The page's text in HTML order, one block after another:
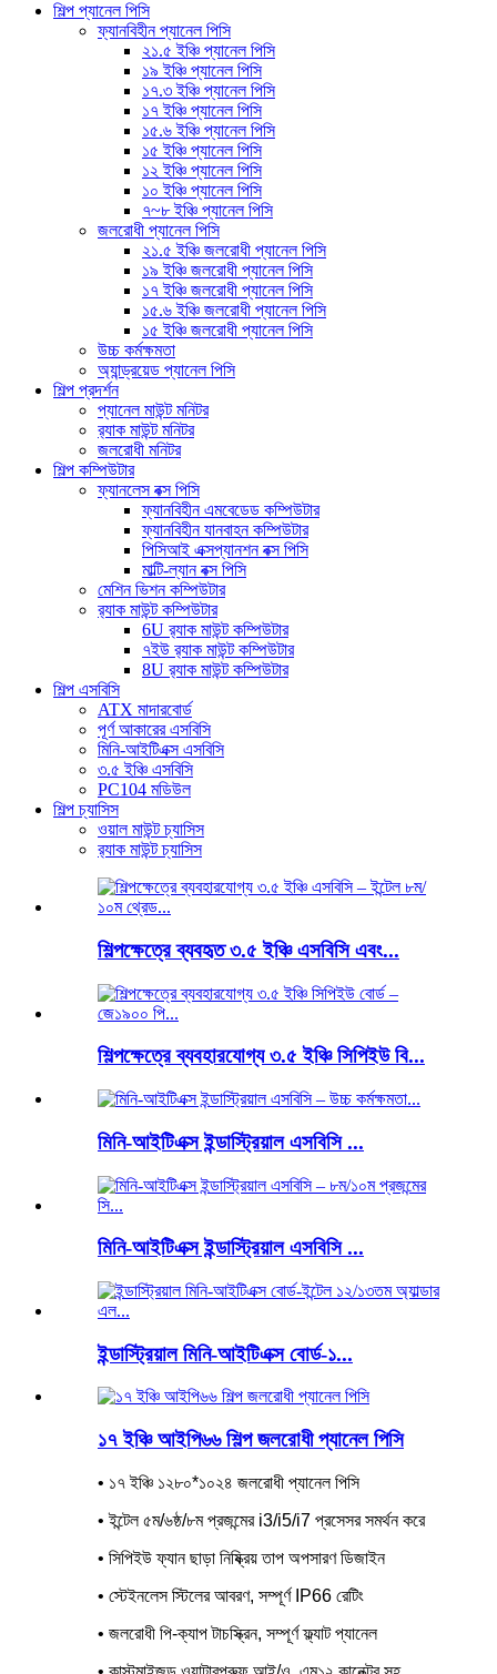
শিল্প প্যানেল পিসি
ফ্যানবিহীন প্যানেল পিসি
২১.৫ ইঞ্চি প্যানেল পিসি
১৯ ইঞ্চি প্যানেল পিসি
১৭.৩ ইঞ্চি প্যানেল পিসি
১৭ ইঞ্চি প্যানেল পিসি
১৫.৬ ইঞ্চি প্যানেল পিসি
১৫ ইঞ্চি প্যানেল পিসি
১২ ইঞ্চি প্যানেল পিসি
১০ ইঞ্চি প্যানেল পিসি
৭~৮ ইঞ্চি প্যানেল পিসি
জলরোধী প্যানেল পিসি
২১.৫ ইঞ্চি জলরোধী প্যানেল পিসি
১৯ ইঞ্চি জলরোধী প্যানেল পিসি
১৭ ইঞ্চি জলরোধী প্যানেল পিসি
১৫.৬ ইঞ্চি জলরোধী প্যানেল পিসি
১৫ ইঞ্চি জলরোধী প্যানেল পিসি
উচ্চ কর্মক্ষমতা
অ্যান্ড্রয়েড প্যানেল পিসি
শিল্প প্রদর্শন
প্যানেল মাউন্ট মনিটর
র‍্যাক মাউন্ট মনিটর
জলরোধী মনিটর
শিল্প কম্পিউটার
ফ্যানলেস বক্স পিসি
ফ্যানবিহীন এমবেডেড কম্পিউটার
ফ্যানবিহীন যানবাহন কম্পিউটার
পিসিআই এক্সপ্যানশন বক্স পিসি
মাল্টি-ল্যান বক্স পিসি
মেশিন ভিশন কম্পিউটার
র‍্যাক মাউন্ট কম্পিউটার
6U র‍্যাক মাউন্ট কম্পিউটার
৭ইউ র‍্যাক মাউন্ট কম্পিউটার
8U র‍্যাক মাউন্ট কম্পিউটার
শিল্প এসবিসি
ATX মাদারবোর্ড
পূর্ণ আকারের এসবিসি
মিনি-আইটিএক্স এসবিসি
৩.৫ ইঞ্চি এসবিসি
PC104 মডিউল
শিল্প চ্যাসিস
ওয়াল মাউন্ট চ্যাসিস
র‍্যাক মাউন্ট চ্যাসিস
শিল্পক্ষেত্রে ব্যবহৃত ৩.৫ ইঞ্চি এসবিসি এবং...
শিল্পক্ষেত্রে ব্যবহারযোগ্য ৩.৫ ইঞ্চি সিপিইউ বি...
মিনি-আইটিএক্স ইন্ডাস্ট্রিয়াল এসবিসি ...
মিনি-আইটিএক্স ইন্ডাস্ট্রিয়াল এসবিসি ...
ইন্ডাস্ট্রিয়াল মিনি-আইটিএক্স বোর্ড-১...
১৭ ইঞ্চি আইপি৬৬ শিল্প জলরোধী প্যানেল পিসি
• ১৭ ইঞ্চি ১২৮০*১০২৪ জলরোধী প্যানেল পিসি
• ইন্টেল ৫ম/৬ষ্ঠ/৮ম প্রজন্মের i3/i5/i7 প্রসেসর সমর্থন করে
• সিপিইউ ফ্যান ছাড়া নিষ্ক্রিয় তাপ অপসারণ ডিজাইন
• স্টেইনলেস স্টিলের আবরণ, সম্পূর্ণ IP66 রেটিং
• জলরোধী পি-ক্যাপ টাচস্ক্রিন, সম্পূর্ণ ফ্ল্যাট প্যানেল